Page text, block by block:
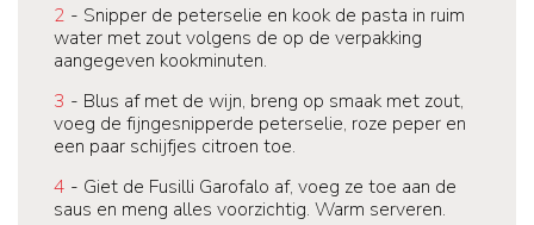
2 - Snipper de peterselie en kook de pasta in ruim
water met zout volgens de op de verpakking
aangegeven kookminuten.
3 - Blus af met de wijn, breng op smaak met zout,
voeg de fijngesnipperde peterselie, roze peper en
een paar schijfjes citroen toe.
4 - Giet de Fusilli Garofalo af, voeg ze toe aan de
saus en meng alles voorzichtig. Warm serveren.